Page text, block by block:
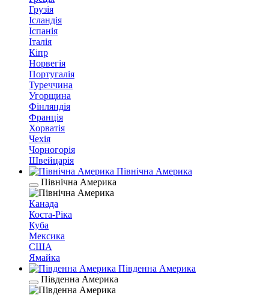
Грузія
Ісландія
Іспанія
Італія
Кіпр
Норвегія
Португалія
Туреччина
Угорщина
Фінляндія
Франція
Хорватія
Чехія
Чорногорія
Швейцарія
Північна Америка
Північна Америка
Канада
Коста-Ріка
Куба
Мексика
США
Ямайка
Південна Америка
Південна Америка